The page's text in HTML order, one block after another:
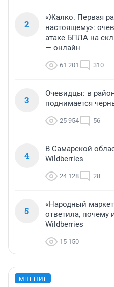
2
«Жалко. Первая
настоящему»:
атаке БПЛА на
— онлайн
61 201 310
3
Очевидцы: в
поднимается
25 954 56
4
В Самарской
Wildberries
24 128 28
5
«Народный
ответила, почему
Wildberries
15 150
МНЕНИЕ